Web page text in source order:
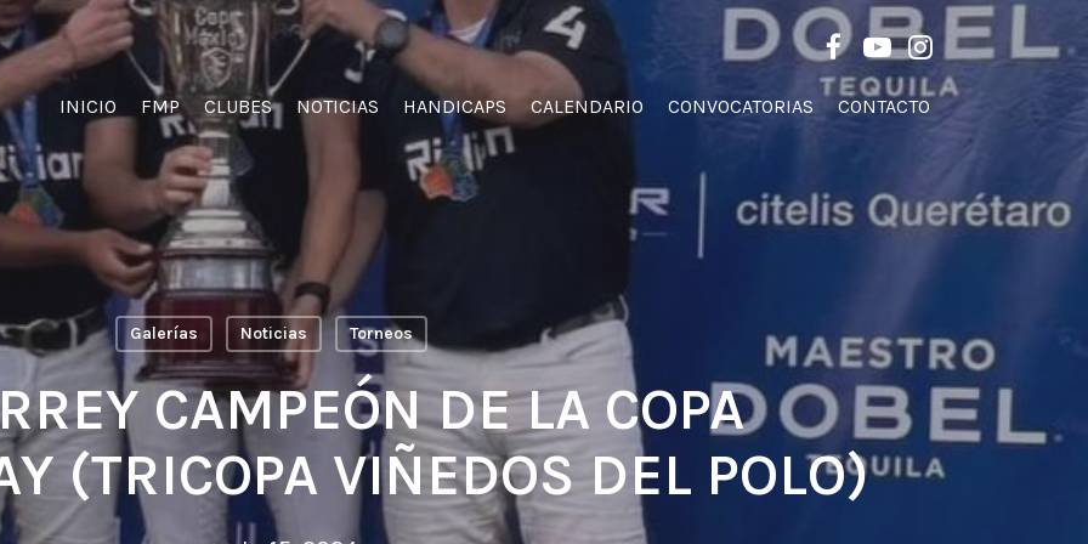
INICIO FMP CLUBES NOTICIAS HANDICAPS CALENDARIO CONVOCATORIAS CONTACTO
FACEBOOK
YOUTUBEINSTAGRAM
Galerías Noticias Torneos
CAMPEÓN DE LA COPA
(TRICOPA VIÑEDOS DEL POLO)